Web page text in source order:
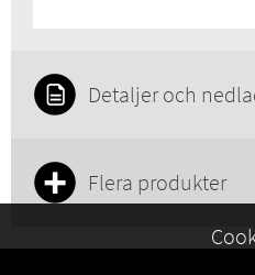
Detaljer och
Flera produkter